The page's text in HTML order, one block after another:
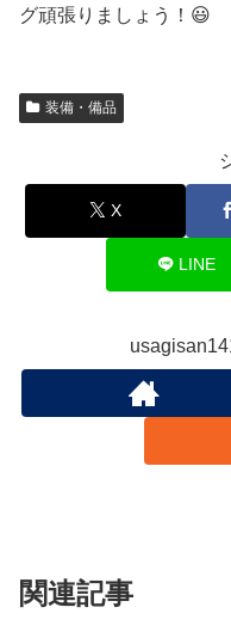
グ頑張りましょう！😃
装備・備品
X
LINE
関連記事